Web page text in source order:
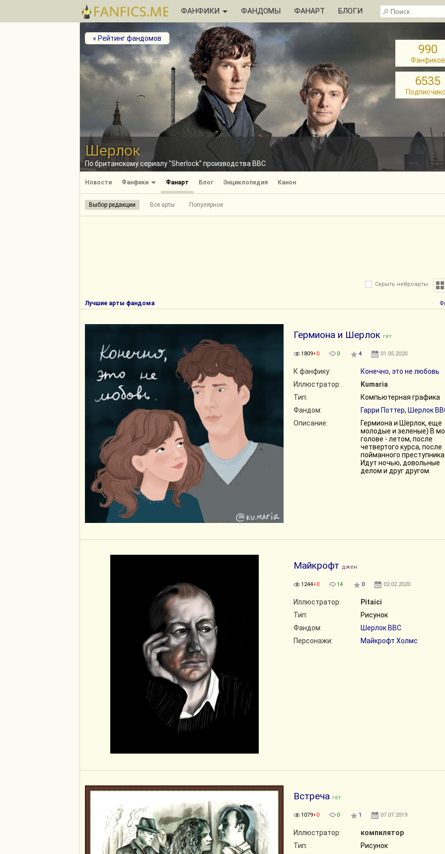
ФАНФИКИ ФАНДОМЫ ФАНАРТ БЛОГИ
Шерлок
По британскому сериалу "Sherlock" производства BBC
« Рейтинг фандомов
990
Фанфиков
6535
Новости Фанфики Фанарт Блог Энциклопедия Канон
Выбор редакции Все арты Популярное
Скрыть нейроарты
Лучшие арты фандома
Гермиона и Шерлок гет
1809+0 0 4 01.05.2020
К фанфику:
Конечно, это не любовь
Иллюстратор:
Kumaria
Тип:
Компьютерная графика
Фандом:
Гарри Поттер, Шерлок
Описание:
Гермиона и Шерлок, еще
молодые и зеленые) В
голове - летом, после
четвертого курса, после
пойманного преступника.
Идут ночью, довольные
делом и друг другом.
Майкрофт джен
1244+0 14 0 02.02.2020
Иллюстратор:
Pitaici
Тип:
Рисунок
Фандом:
Шерлок BBC
Персонажи:
Майкрофт Холмс
Встреча гет
1079+0 0 1 07.07.2019
Иллюстратор:
компилятор
Тип:
Рисунок